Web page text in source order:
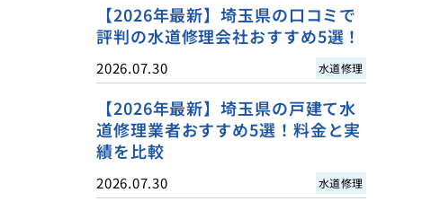
【2026年最新】埼玉県の口コミで
評判の水道修理会社おすすめ5選！
2026.07.30 水道修理
【2026年最新】埼玉県の戸建て水
道修理業者おすすめ5選！料金と実
績を比較
2026.07.30 水道修理